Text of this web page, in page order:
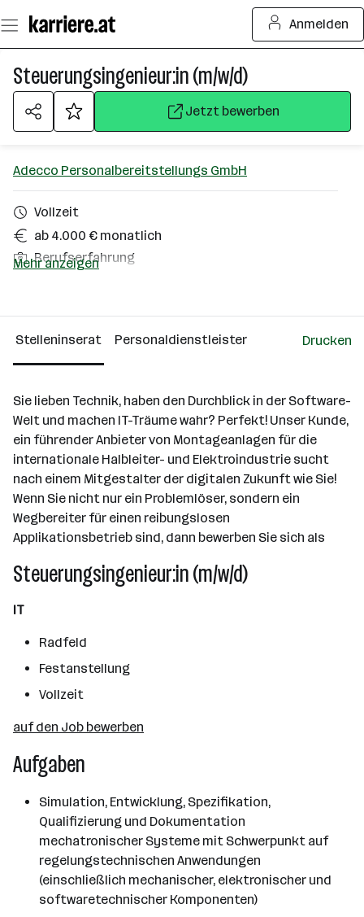
Seiteninhalt
springen
Anmelden
Steuerungsingenieur:in (m/w/d)
Jetzt bewerben
Adecco Personalbereitstellungs GmbH
Vollzeit
ab 4.000 € monatlich
Berufserfahrung
Über das Unternehmen
Wien
Mehr anzeigen
Stelleninserat Personaldienstleister Drucken
Sie lieben Technik, haben den Durchblick in der Software-
Welt und machen IT-Träume wahr? Perfekt! Unser Kunde,
ein führender Anbieter von Montageanlagen für die
internationale Halbleiter- und Elektroindustrie sucht
nach einem Mitgestalter der digitalen Zukunft wie Sie!
Wenn Sie nicht nur ein Problemlöser, sondern ein
Wegbereiter für einen reibungslosen
Applikationsbetrieb sind, dann bewerben Sie sich als
Steuerungsingenieur:in (m/w/d)
IT
Radfeld
Festanstellung
Vollzeit
auf den Job bewerben
Aufgaben
Simulation, Entwicklung, Spezifikation,
Qualifizierung und Dokumentation
mechatronischer Systeme mit Schwerpunkt auf
regelungstechnischen Anwendungen
(einschließlich mechanischer, elektronischer und
softwaretechnischer Komponenten)